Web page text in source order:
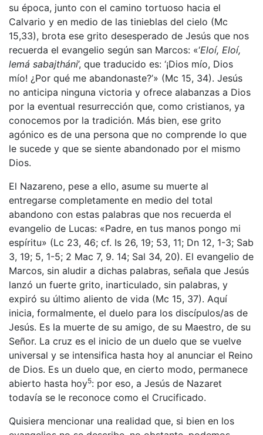
su época, junto con el camino tortuoso hacia el
Calvario y en medio de las tinieblas del cielo (Mc
15,33), brota ese grito desesperado de Jesús que nos
recuerda el evangelio según san Marcos: «‘Eloí, Eloí,
lemá sabajtháni’, que traducido es: ‘¡Dios mío, Dios
mío! ¿Por qué me abandonaste?’» (Mc 15, 34). Jesús
no anticipa ninguna victoria y ofrece alabanzas a Dios
por la eventual resurrección que, como cristianos, ya
conocemos por la tradición. Más bien, ese grito
agónico es de una persona que no comprende lo que
le sucede y que se siente abandonado por el mismo
Dios.
El Nazareno, pese a ello, asume su muerte al
entregarse completamente en medio del total
abandono con estas palabras que nos recuerda el
evangelio de Lucas: «Padre, en tus manos pongo mi
espíritu» (Lc 23, 46; cf. Is 26, 19; 53, 11; Dn 12, 1-3; Sab
3, 19; 5, 1-5; 2 Mac 7, 9. 14; Sal 34, 20). El evangelio de
Marcos, sin aludir a dichas palabras, señala que Jesús
lanzó un fuerte grito, inarticulado, sin palabras, y
expiró su último aliento de vida (Mc 15, 37). Aquí
inicia, formalmente, el duelo para los discípulos/as de
Jesús. Es la muerte de su amigo, de su Maestro, de su
Señor. La cruz es el inicio de un duelo que se vuelve
universal y se intensifica hasta hoy al anunciar el Reino
de Dios. Es un duelo que, en cierto modo, permanece
abierto hasta hoy5: por eso, a Jesús de Nazaret
todavía se le reconoce como el Crucificado.
Quisiera mencionar una realidad que, si bien en los